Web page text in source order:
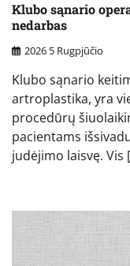
Klubo sąnario
nedarbas
2026 5 Rugpjūčio
Klubo sąnario
artroplastika, yra
procedūrų
pacientams
judėjimo laisvę. Vis